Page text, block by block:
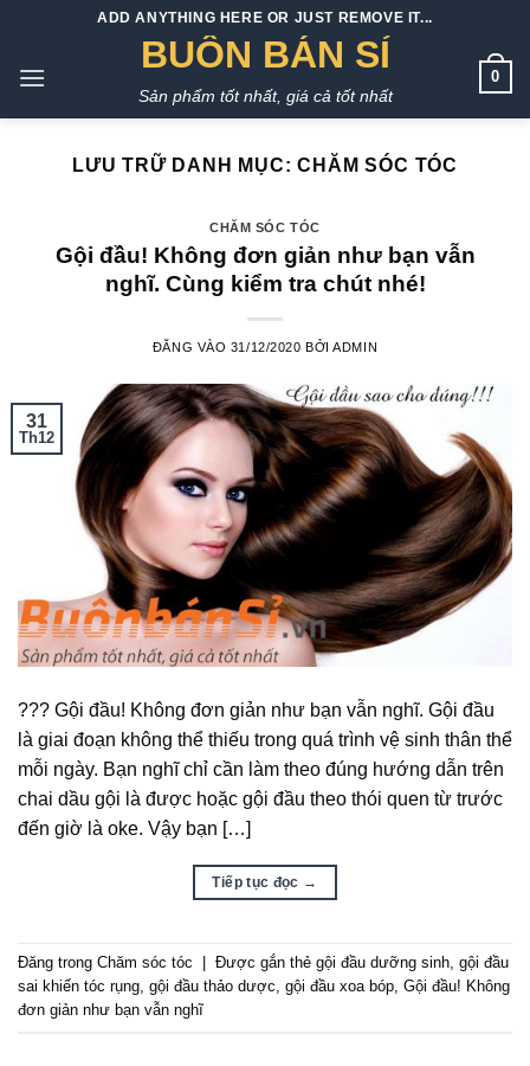
nội
ADD ANYTHING HERE OR JUST REMOVE IT...
BUÔN BÁN SỈ
Sản phẩm tốt nhất, giá cả tốt nhất
0
LƯU TRỮ DANH MỤC:CHĂM SÓC TÓC
CHĂM SÓC TÓC
Gội đầu! Không đơn giản như bạn vẫn
nghĩ. Cùng kiểm tra chút nhé!
ĐĂNG VÀO 31/12/2020 BỞIADMIN
31
Th12
??? Gội đầu! Không đơn giản như bạn vẫn nghĩ. Gội đầu
là giai đoạn không thể thiếu trong quá trình vệ sinh thân thể
mỗi ngày. Bạn nghĩ chỉ cần làm theo đúng hướng dẫn trên
chai dầu gội là được hoặc gội đầu theo thói quen từ trước
đến giờ là oke. Vậy bạn […]
Tiếp tục đọc →
Đăng trong Chăm sóc tóc Được gắn thẻ gội đầu dưỡng sinh, gội đầu
sai khiến tóc rụng, gội đầu thảo dược, gội đầu xoa bóp, Gội đầu! Không
đơn giản như bạn vẫn nghĩ